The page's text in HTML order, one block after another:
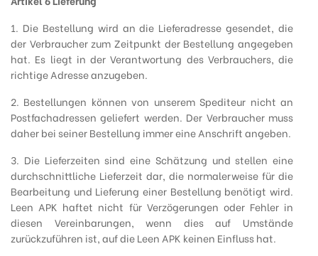
1. Die Bestellung wird an die Lieferadresse gesendet, die
der Verbraucher zum Zeitpunkt der Bestellung angegeben
hat. Es liegt in der Verantwortung des Verbrauchers, die
richtige Adresse anzugeben.
2. Bestellungen können von unserem Spediteur nicht an
Postfachadressen geliefert werden. Der Verbraucher muss
daher bei seiner Bestellung immer eine Anschrift angeben.
3. Die Lieferzeiten sind eine Schätzung und stellen eine
durchschnittliche Lieferzeit dar, die normalerweise für die
Bearbeitung und Lieferung einer Bestellung benötigt wird.
Leen APK haftet nicht für Verzögerungen oder Fehler in
diesen Vereinbarungen, wenn dies auf Umstände
zurückzuführen ist, auf die Leen APK keinen Einfluss hat.